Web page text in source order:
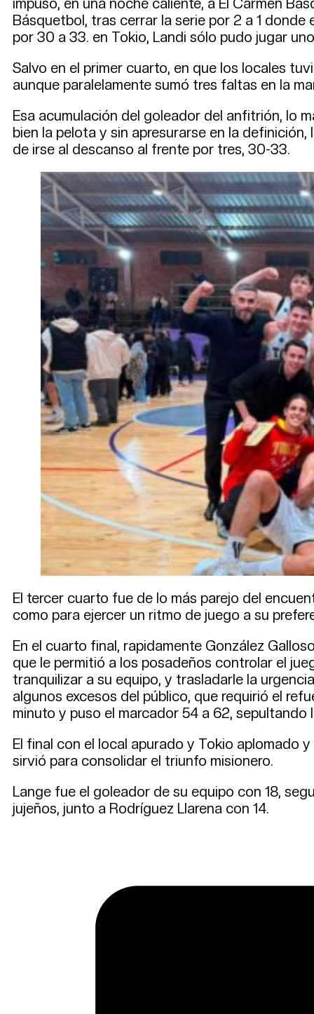
impuso, en una noche caliente, a El Carmen
Básquetbol, tras cerrar la serie por 2 a 1
por 30 a 33. en Tokio, Landi sólo pudo jugar
Salvo en el primer cuarto, en que los locales
aunque paralelamente sumó tres faltas en la
Esa acumulación del goleador del anfitrión, lo
bien la pelota y sin apresurarse en la
de irse al descanso al frente por tres, 30-33.
El tercer cuarto fue de lo más parejo del
como para ejercer un ritmo de juego a su
En el cuarto final, rapidamente González
que le permitió a los posadeños controlar el
tranquilizar a su equipo, y trasladarle la
algunos excesos del público, que requirió el
minuto y puso el marcador 54 a 62, sepultando
El final con el local apurado y Tokio aplomado
sirvió para consolidar el triunfo misionero.
Lange fue el goleador de su equipo con 18,
jujeños, junto a Rodríguez Llarena con 14.